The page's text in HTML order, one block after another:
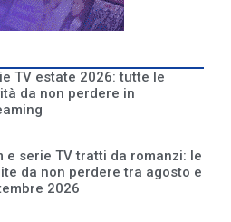
TV estate 2026: tutte le
da non perdere in
e serie TV tratti da romanzi: le
da non perdere tra agosto e
2026